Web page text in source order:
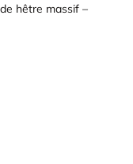
hêtre massif –